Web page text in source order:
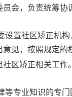
会，负责统筹
设置社区矫正机
见，按照规定的
社区矫正相关工作
等专业知识的专